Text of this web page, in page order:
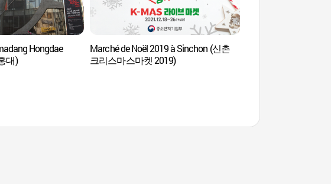
Hongdae
대)
Marché de Noël 2019 à Sinchon (신촌
크리스마스마켓 2019)